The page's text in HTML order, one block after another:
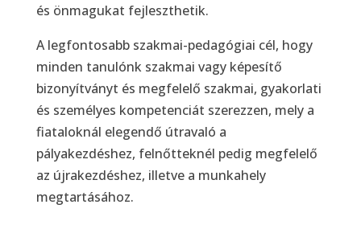
és önmagukat fejleszthetik.
A legfontosabb szakmai-pedagógiai cél, hogy
minden tanulónk szakmai vagy képesítő
bizonyítványt és megfelelő szakmai, gyakorlati
és személyes kompetenciát szerezzen, mely a
fiataloknál elegendő útravaló a
pályakezdéshez, felnőtteknél pedig megfelelő
az újrakezdéshez, illetve a munkahely
megtartásához.